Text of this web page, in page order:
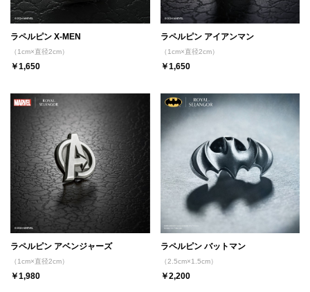
ラペルピン X-MEN
（1cm×直径2cm）
￥1,650
ラペルピン アイアンマン
（1cm×直径2cm）
￥1,650
ラペルピン アベンジャーズ
（1cm×直径2cm）
￥1,980
ラペルピン バットマン
（2.5cm×1.5cm）
￥2,200